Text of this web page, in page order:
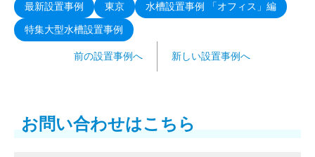
最新設置事例 東京 水槽設置事例 「オフィス」編
特集大型水槽設置事例
前の設置事例へ 新しい設置事例へ
お問い合わせはこちら